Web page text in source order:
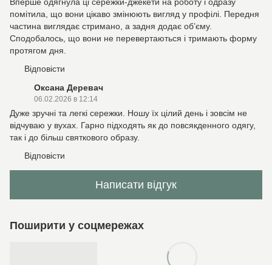
помітила, що вони цікаво змінюють вигляд у профілі. Передня
частина виглядає стримано, а задня додає об’єму.
Сподобалось, що вони не перевертаються і тримають форму
протягом дня.
Відповісти
Оксана Деревач
06.02.2026 в 12:14
Дуже зручні та легкі сережки. Ношу їх цілий день і зовсім не
відчуваю у вухах. Гарно підходять як до повсякденного одягу,
так і до більш святкового образу.
Відповісти
Написати відгук
Поширити у соцмережах